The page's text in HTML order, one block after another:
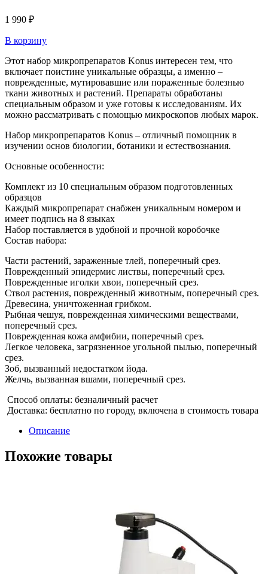
1 990 ₽
В корзину
Этот набор микропрепаратов Konus интересен тем, что
включает поистине уникальные образцы, а именно –
поврежденные, мутировавшие или пораженные болезнью
ткани животных и растений. Препараты обработаны
специальным образом и уже готовы к исследованиям. Их
можно рассматривать с помощью микроскопов любых марок.
Набор микропрепаратов Konus – отличный помощник в
изучении основ биологии, ботаники и естествознания.
Основные особенности:
Комплект из 10 специальным образом подготовленных
образцов
Каждый микропрепарат снабжен уникальным номером и
имеет подпись на 8 языках
Набор поставляется в удобной и прочной коробочке
Состав набора:
Части растений, зараженные тлей, поперечный срез.
Поврежденный эпидермис листвы, поперечный срез.
Поврежденные иголки хвои, поперечный срез.
Ствол растения, поврежденный животным, поперечный срез.
Древесина, уничтоженная грибком.
Рыбная чешуя, поврежденная химическими веществами,
поперечный срез.
Поврежденная кожа амфибии, поперечный срез.
Легкое человека, загрязненное угольной пылью, поперечный
срез.
Зоб, вызванный недостатком йода.
Желчь, вызванная вшами, поперечный срез.
Способ оплаты: безналичный расчет
Доставка: бесплатно по городу, включена в стоимость товара
Описание
Похожие товары